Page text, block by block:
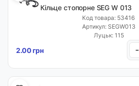
Кільце стопорне SEG W 013
Код товара: 53416
Артикул: SEGW013
Луцьк: 115
2.00 грн -